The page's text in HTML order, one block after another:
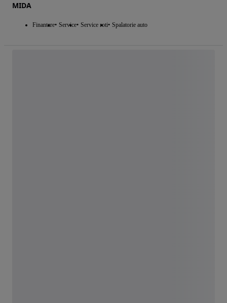
MIDA
Finantare Service Service roti Spalatorie auto